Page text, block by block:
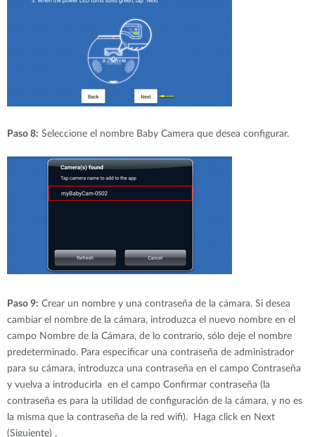
Paso 8: Seleccione el nombre Baby Camera que desea configurar.
Paso 9: Crear un nombre y una contraseña de la cámara. Si desea
cambiar el nombre de la cámara, introduzca el nuevo nombre en el
campo Nombre de la Cámara, de lo contrario, sólo deje el nombre
predeterminado. Para especificar una contraseña de administrador
para su cámara, introduzca una contraseña en el campo Contraseña
y vuelva a introducirla en el campo Confirmar contraseña (la
contraseña es para la utilidad de configuración de la cámara, y no es
la misma que la contraseña de la red wifi). Haga click en Next
(Siguiente) .